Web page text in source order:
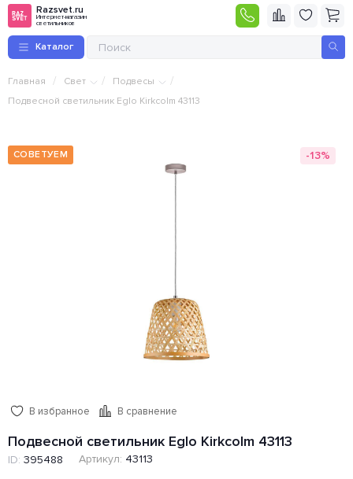
Razsvet.ru
Интернет-магазин
светильников
Каталог
Главная / Свет / Подвесы /
Подвесной светильник Eglo Kirkcolm 43113
СОВЕТУЕМ -13%
В избранное В сравнение
Подвесной светильник Eglo Kirkcolm 43113
ID: 395488 Артикул: 43113